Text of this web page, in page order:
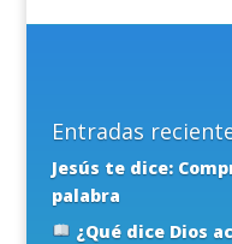
Entradas
Jesús te dice:
palabra
¿Qué dice Dios